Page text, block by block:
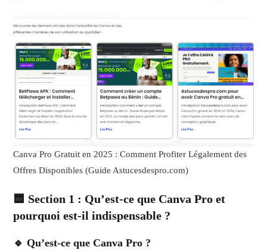
Canva Pro Gratuit en 2025 : Comment Profiter Légalement des
Offres Disponibles (Guide Astucesdespro.com)
🟦 Section 1 : Qu’est-ce que Canva Pro et
pourquoi est-il indispensable ?
🔹 Qu’est-ce que Canva Pro ?